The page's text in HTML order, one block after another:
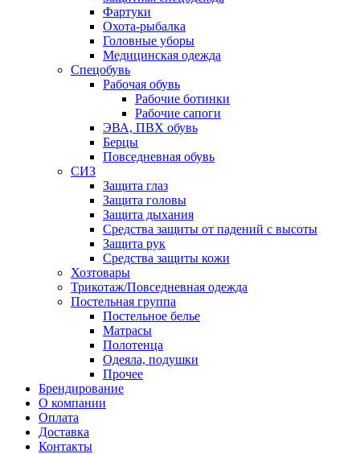
Фартуки
Охота-рыбалка
Головные уборы
Медицинская одежда
Спецобувь
Рабочая обувь
Рабочие ботинки
Рабочие сапоги
ЭВА, ПВХ обувь
Берцы
Повседневная обувь
СИЗ
Защита глаз
Защита головы
Защита дыхания
Средства защиты от падений с высоты
Защита рук
Средства защиты кожи
Хозтовары
Трикотаж/Повседневная одежда
Постельная группа
Постельное белье
Матрасы
Полотенца
Одеяла, подушки
Прочее
Брендирование
О компании
Оплата
Доставка
Контакты